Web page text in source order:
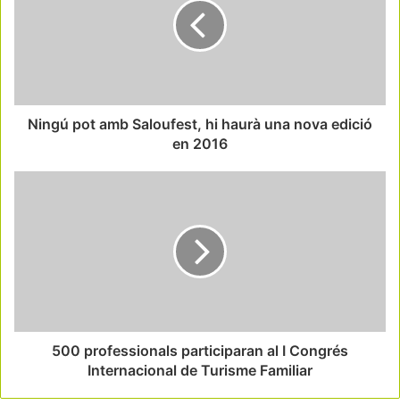
Ningú pot amb Saloufest, hi haurà una nova edició
en 2016
500 professionals participaran al I Congrés
Internacional de Turisme Familiar